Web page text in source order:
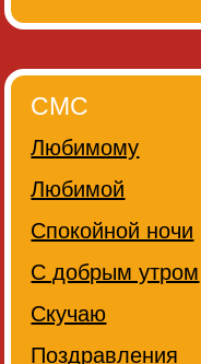
СМС
Любимому
Любимой
Спокойной ночи
С добрым утром
Скучаю
Поздравления